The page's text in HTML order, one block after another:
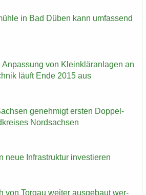
in Bad Düben kann um­fas­send
An­pas­sung von Klein­klär­an­la­gen an
läuft Ende 2015 aus
ge­neh­migt ers­ten Dop­pel­
Nord­sach­sen
neue In­fra­struk­tur in­ves­tie­ren
von Tor­gau wei­ter aus­ge­baut wer­